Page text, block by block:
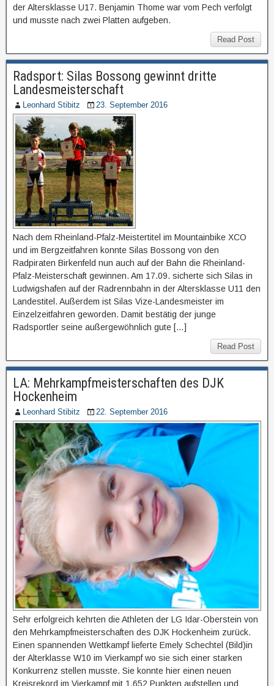
der Altersklasse U17. Benjamin Thome war vom Pech verfolgt
und musste nach zwei Platten aufgeben.
Read Post
Radsport: Silas Bossong gewinnt dritte
Landesmeisterschaft
Leonhard Stibitz 23. September 2016
Nach dem Rheinland-Pfalz-Meistertitel im Mountainbike XCO
und im Bergzeitfahren konnte Silas Bossong von den
Radpiraten Birkenfeld nun auch auf der Bahn die Rheinland-
Pfalz-Meisterschaft gewinnen. Am 17.09. sicherte sich Silas in
Ludwigshafen auf der Radrennbahn in der Altersklasse U11 den
Landestitel. Außerdem ist Silas Vize-Landesmeister im
Einzelzeitfahren geworden. Damit bestätig der junge
Radsportler seine außergewöhnlich gute […]
Read Post
LA: Mehrkampfmeisterschaften des DJK
Hockenheim
Leonhard Stibitz 22. September 2016
Sehr erfolgreich kehrten die Athleten der LG Idar-Oberstein von
den Mehrkampfmeisterschaften des DJK Hockenheim zurück.
Einen spannenden Wettkampf lieferte Emely Schechtel (Bild)in
der Alterklasse W10 im Vierkampf wo sie sich einer starken
Konkurrenz stellen musste. Sie konnte hier einen neuen
Kreisrekord im Vierkampf mit 1.652 Punkten aufstellen und